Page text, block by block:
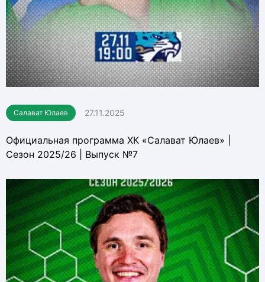
Салават Юлаев 27.11.2025
Официальная программа ХК «Салават Юлаев» |
Сезон 2025/26 | Выпуск №7